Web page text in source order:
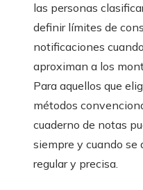
las personas
definir límites de
notificaciones
aproximan a los
Para aquellos que
métodos
cuaderno de notas
siempre y cuando se
regular y precisa.